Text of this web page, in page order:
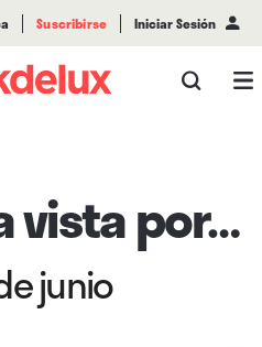
Suscribirse Iniciar Sesión
vista por…
junio